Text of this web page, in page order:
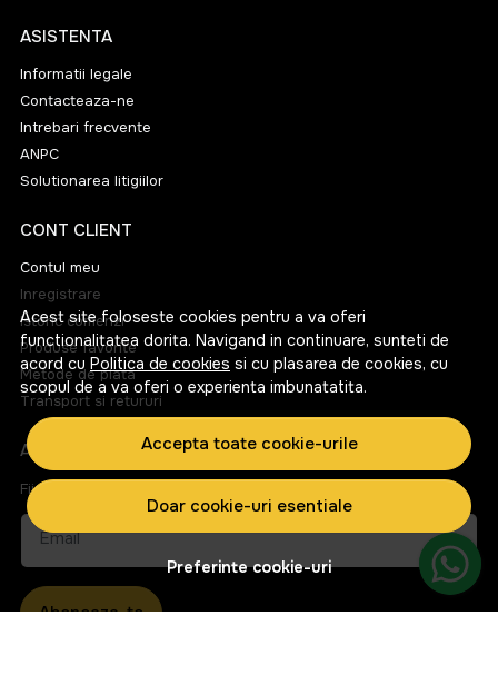
Acest site foloseste cookies pentru a va oferi
functionalitatea dorita. Navigand in continuare, sunteti de
acord cu Politica de cookies si cu plasarea de cookies, cu
scopul de a va oferi o experienta imbunatatita.
Accepta toate cookie-urile
Doar cookie-uri esentiale
Preferinte cookie-uri
ASISTENTA
Informatii legale
Contacteaza-ne
Intrebari frecvente
ANPC
Solutionarea litigiilor
CONT CLIENT
Contul meu
Inregistrare
Istoric comenzi
Produse favorite
Metode de plata
Transport si retururi
ABONEAZA-TE LA NEWSLETTER
Fii la curent cu toate promotiile si produsele noi din shop!
Email
Aboneaza-te